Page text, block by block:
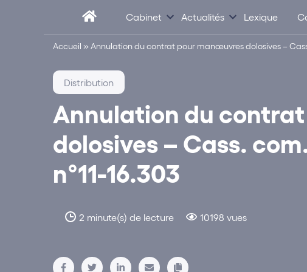
Cabinet Actualités Lexique
Accueil »Annulation du contrat pour manœuvres dolosives –
Annulation du
dolosives – Cass.
n°11-16.303
2 minute(s) de lecture 10198 vues
Distribution